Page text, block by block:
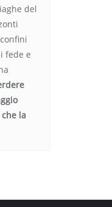
del
fede e
la